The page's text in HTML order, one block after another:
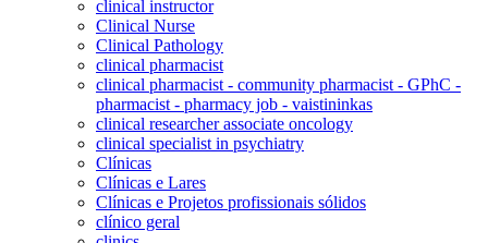
clinical instructor
Clinical Nurse
Clinical Pathology
clinical pharmacist
clinical pharmacist - community pharmacist - GPhC -
pharmacist - pharmacy job - vaistininkas
clinical researcher associate oncology
clinical specialist in psychiatry
Clínicas
Clínicas e Lares
Clínicas e Projetos profissionais sólidos
clínico geral